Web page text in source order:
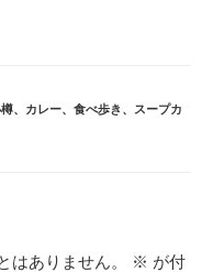
、 カレー、 食べ歩き 、
スープカ
はありません。 ※ が付